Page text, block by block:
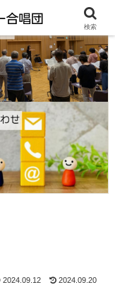
2024.09.12 2024.09.20
検索